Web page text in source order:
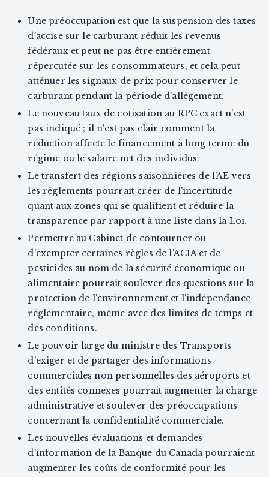
Une préoccupation est que la suspension des taxes
d'accise sur le carburant réduit les revenus
fédéraux et peut ne pas être entièrement
répercutée sur les consommateurs, et cela peut
atténuer les signaux de prix pour conserver le
carburant pendant la période d'allègement.
Le nouveau taux de cotisation au RPC exact n'est
pas indiqué ; il n'est pas clair comment la
réduction affecte le financement à long terme du
régime ou le salaire net des individus.
Le transfert des régions saisonnières de l'AE vers
les règlements pourrait créer de l'incertitude
quant aux zones qui se qualifient et réduire la
transparence par rapport à une liste dans la Loi.
Permettre au Cabinet de contourner ou
d'exempter certaines règles de l'ACIA et de
pesticides au nom de la sécurité économique ou
alimentaire pourrait soulever des questions sur la
protection de l'environnement et l'indépendance
réglementaire, même avec des limites de temps et
des conditions.
Le pouvoir large du ministre des Transports
d'exiger et de partager des informations
commerciales non personnelles des aéroports et
des entités connexes pourrait augmenter la charge
administrative et soulever des préoccupations
concernant la confidentialité commerciale.
Les nouvelles évaluations et demandes
d'information de la Banque du Canada pourraient
augmenter les coûts de conformité pour les